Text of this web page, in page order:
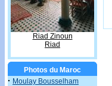
Riad Zinoun
Riad
Photos du Maroc
· Moulay Bousselham